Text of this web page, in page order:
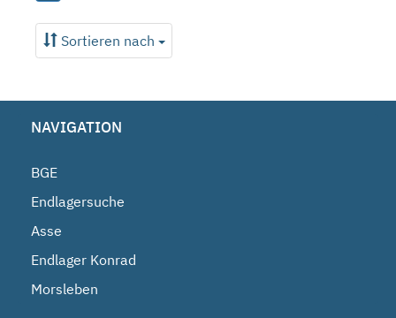
Sortieren nach
NAVIGATION
BGE
Endlagersuche
Asse
Endlager Konrad
Morsleben